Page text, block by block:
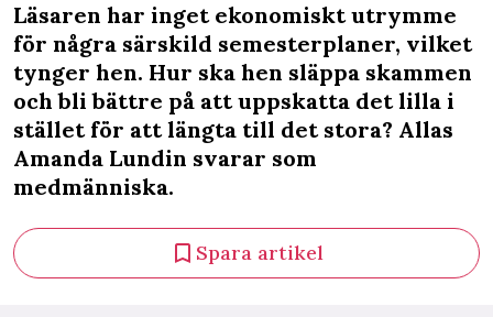
Läsaren har inget ekonomiskt utrymme
för några särskild semesterplaner, vilket
tynger hen. Hur ska hen släppa skammen
och bli bättre på att uppskatta det lilla i
stället för att längta till det stora? Allas
Amanda Lundin svarar som
medmänniska.
Spara artikel